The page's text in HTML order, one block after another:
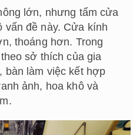
lớn, nhưng tấm cửa
đề này. Cửa kính
thoáng hơn. Trong
sở thích của gia
bàn làm việc kết hợp
ảnh, hoa khô và